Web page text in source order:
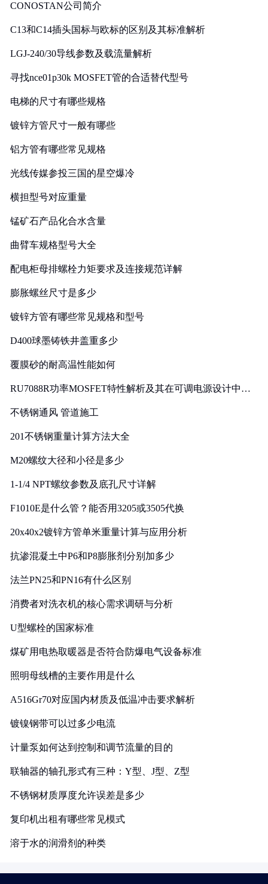
CONOSTAN公司简介
C13和C14插头国标与欧标的区别及其标准解析
LGJ-240/30导线参数及载流量解析
寻找nce01p30k MOSFET管的合适替代型号
电梯的尺寸有哪些规格
镀锌方管尺寸一般有哪些
铝方管有哪些常见规格
光线传媒参投三国的星空爆冷
横担型号对应重量
锰矿石产品化合水含量
曲臂车规格型号大全
配电柜母排螺栓力矩要求及连接规范详解
膨胀螺丝尺寸是多少
镀锌方管有哪些常见规格和型号
D400球墨铸铁井盖重多少
覆膜砂的耐高温性能如何
RU7088R功率MOSFET特性解析及其在可调电源设计中的
不锈钢通风 管道施工
201不锈钢重量计算方法大全
M20螺纹大径和小径是多少
1-1/4 NPT螺纹参数及底孔尺寸详解
F1010E是什么管？能否用3205或3505代换
20x40x2镀锌方管单米重量计算与应用分析
抗渗混凝土中P6和P8膨胀剂分别加多少
法兰PN25和PN16有什么区别
消费者对洗衣机的核心需求调研与分析
U型螺栓的国家标准
煤矿用电热取暖器是否符合防爆电气设备标准
照明母线槽的主要作用是什么
A516Gr70对应国内材质及低温冲击要求解析
镀镍钢带可以过多少电流
计量泵如何达到控制和调节流量的目的
联轴器的轴孔形式有三种：Y型、J型、Z型
不锈钢材质厚度允许误差是多少
复印机出租有哪些常见模式
溶于水的润滑剂的种类